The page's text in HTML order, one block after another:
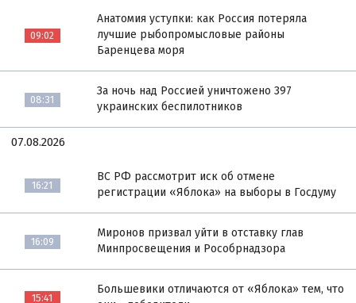
09:02
Анатомия уступки: как Россия потеряла
лучшие рыбопромысловые районы
Баренцева моря
08:31
За ночь над Россией уничтожено 397
украинских беспилотников
07.08.2026
16:21
ВС РФ рассмотрит иск об отмене
регистрации «Яблока» на выборы в Госдуму
16:09
Миронов призвал уйти в отставку глав
Минпросвещения и Рособрнадзора
15:41
Большевики отличаются от «Яблока» тем, что